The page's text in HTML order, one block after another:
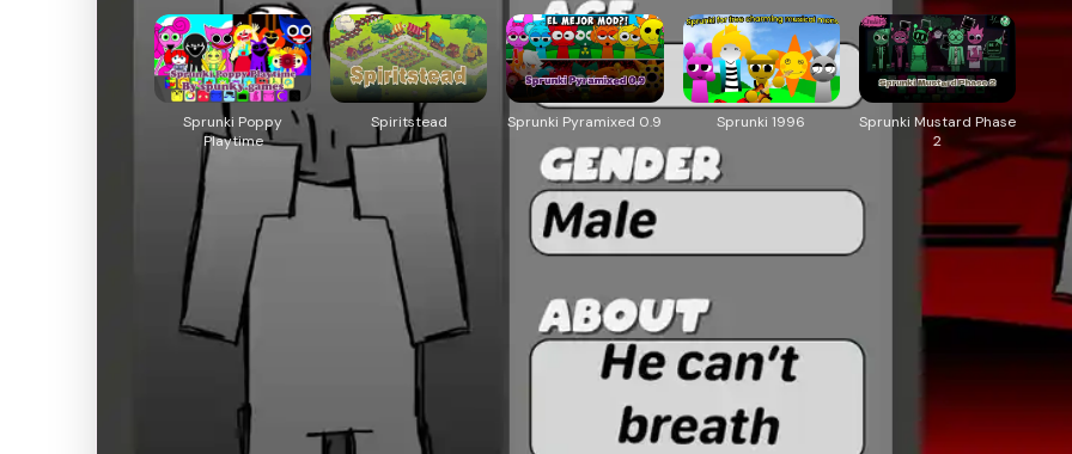
Sprunki Poppy
Playtime
Spiritstead Sprunki Pyramixed 0.9 Sprunki 1996
Sprunki Mustard Phase
2